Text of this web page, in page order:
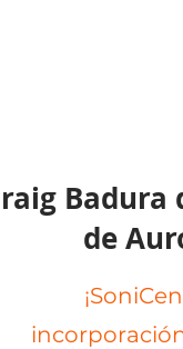
Badura
de